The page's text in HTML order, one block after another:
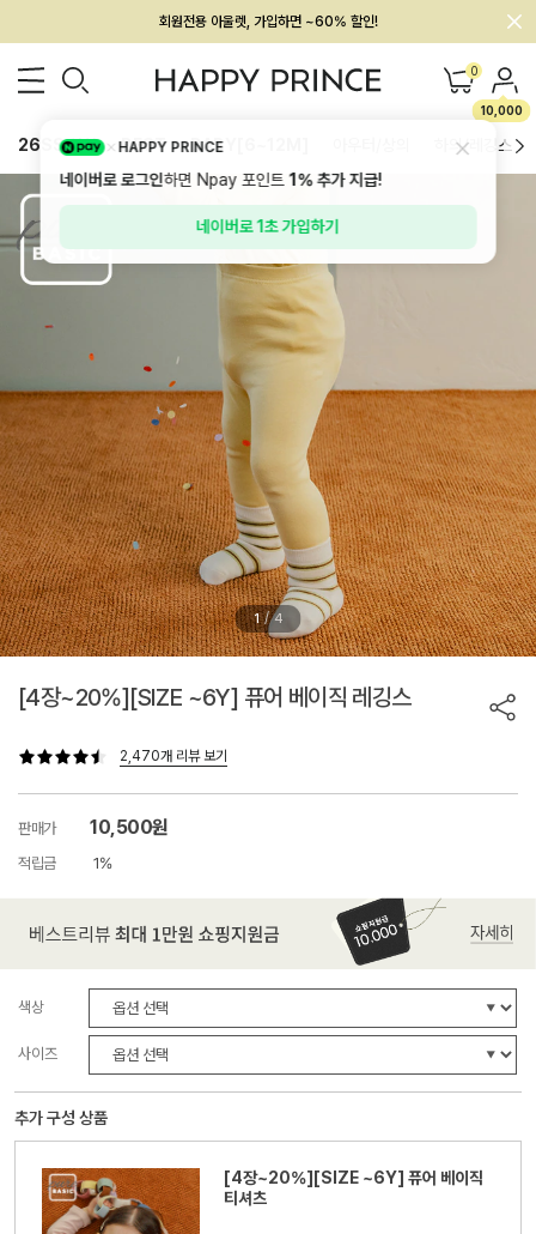
멤버십 최대 28,000원 혜택
0
10,000
26SS 신상 BEST BABY[6~12M] 하의/레깅스
1 / 4
[4장~20%][SIZE ~6Y] 퓨어 베이직 레깅스
2,470개 리뷰 보기
판매가 10,500원
적립금 1%
색상
사이즈
추가 구성 상품
[4장~20%][SIZE ~6Y] 퓨어 베이직
티셔츠
HAPPY PRINCE
네이버로 로그인하면 Npay 포인트1%추가 지급!
네이버로 1초 가입하기